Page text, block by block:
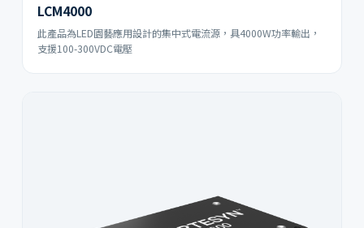
LCM4000
此產品為LED園藝應用設計的集中式電流源，具4000W功率輸出，
支援100-300VDC電壓